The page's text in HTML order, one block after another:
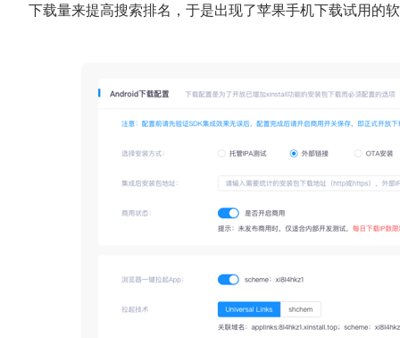
下载量来提高搜索排名，于是出现了苹果手机下载试用的